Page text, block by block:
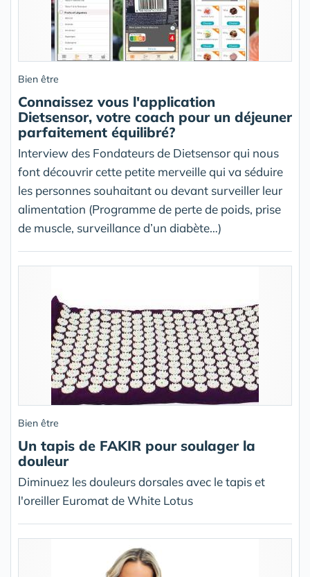
Bien être
Connaissez vous l'application
Dietsensor, votre coach pour un déjeuner
parfaitement équilibré?
Interview des Fondateurs de Dietsensor qui nous
font découvrir cette petite merveille qui va séduire
les personnes souhaitant ou devant surveiller leur
alimentation (Programme de perte de poids, prise
de muscle, surveillance d’un diabète…)
Bien être
Un tapis de FAKIR pour soulager la
douleur
Diminuez les douleurs dorsales avec le tapis et
l'oreiller Euromat de White Lotus